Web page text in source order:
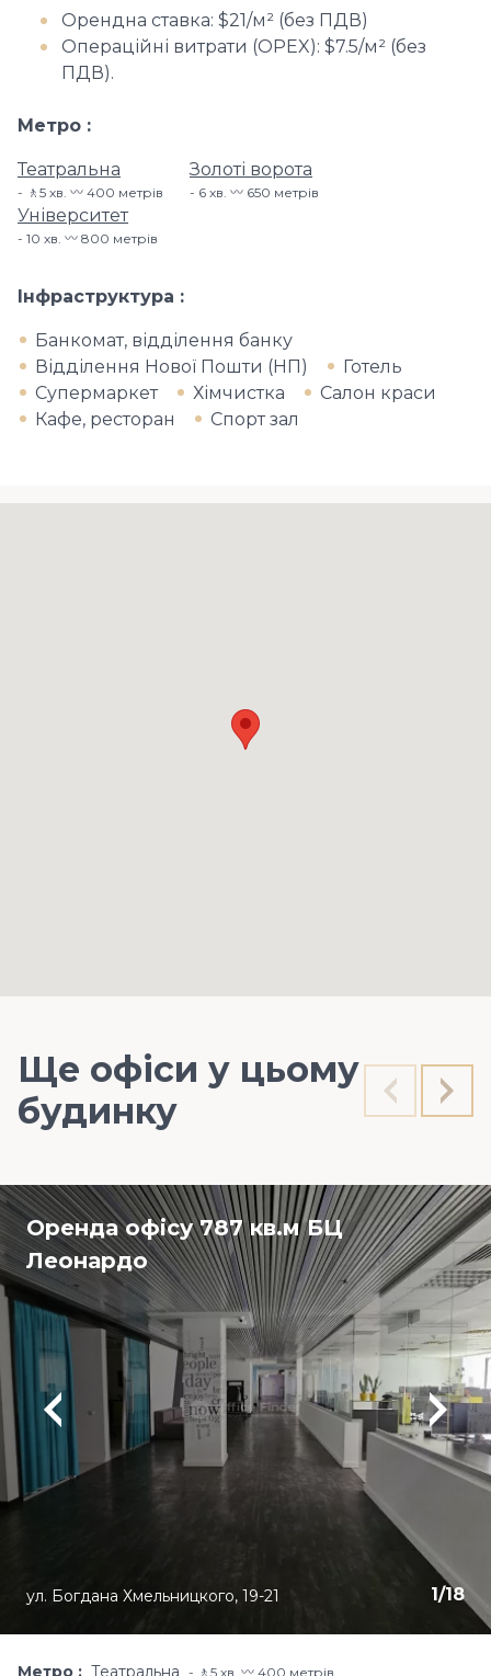
Орендна ставка: $21/м² (без ПДВ)
Операційні витрати (OPEX): $7.5/м² (без
ПДВ).
Метро
Театральна
🚶5 хв. 〰️ 400 метрів
Золоті ворота
6 хв. 〰️ 650 метрів
Університет
10 хв. 〰️ 800 метрів
Інфраструктура
Банкомат, відділення банку
Відділення Нової Пошти (НП)
Готель
Супермаркет
Хімчистка
Салон краси
Кафе, ресторан
Спорт зал
Ще офіси у цьому
будинку
Оренда офісу 787 кв.м БЦ
Леонардо
1/18
ул. Богдана Хмельницкого, 19-21
Метро Театральна 🚶5 хв. 〰️ 400 метрів